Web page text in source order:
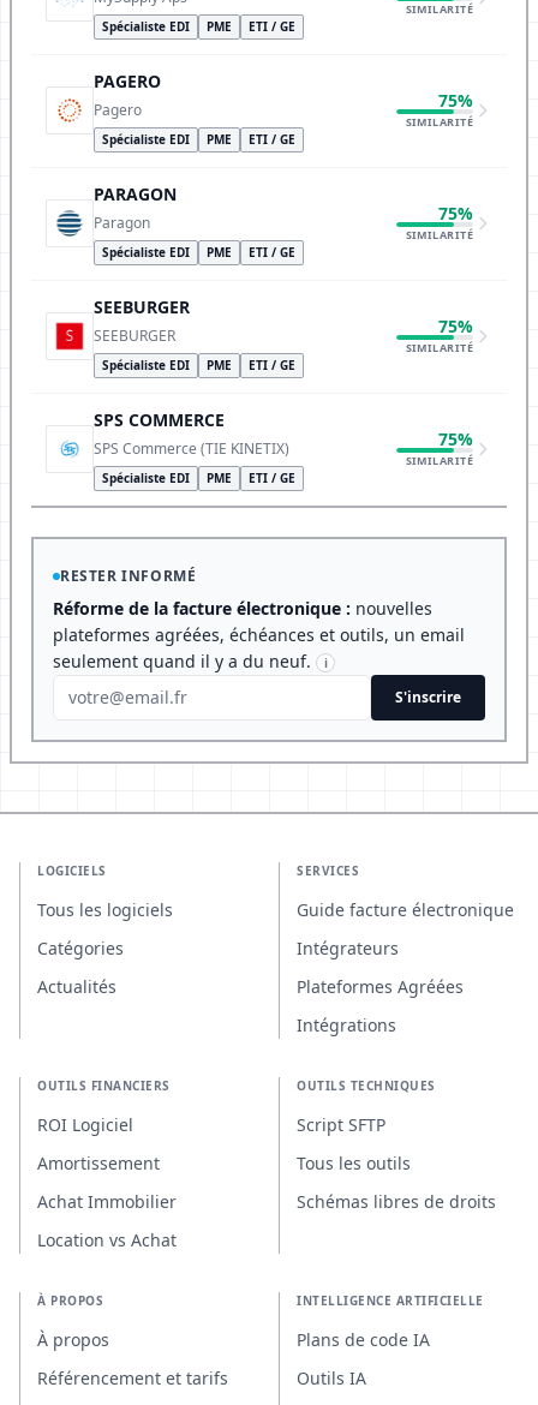
Spécialiste EDI PME ETI / GE
SIMILARITÉ
PAGERO
Pagero
Spécialiste EDI PME ETI / GE
75%
SIMILARITÉ
PARAGON
Paragon
Spécialiste EDI PME ETI / GE
75%
SIMILARITÉ
SEEBURGER
SEEBURGER
Spécialiste EDI PME ETI / GE
75%
SIMILARITÉ
SPS COMMERCE
SPS Commerce (TIE KINETIX)
Spécialiste EDI PME ETI / GE
75%
SIMILARITÉ
RESTER INFORMÉ
Réforme de la facture électronique : nouvelles
plateformes agréées, échéances et outils, un email
seulement quand il y a du neuf.
i
S'inscrire
LOGICIELS
Tous les logiciels
Catégories
Actualités
SERVICES
Guide facture électronique
Intégrateurs
Plateformes Agréées
Intégrations
OUTILS FINANCIERS
ROI Logiciel
Amortissement
Achat Immobilier
Location vs Achat
OUTILS TECHNIQUES
Script SFTP
Tous les outils
Schémas libres de droits
À PROPOS
À propos
Référencement et tarifs
INTELLIGENCE ARTIFICIELLE
Plans de code IA
Outils IA